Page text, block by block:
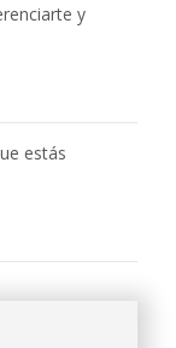
y
estás